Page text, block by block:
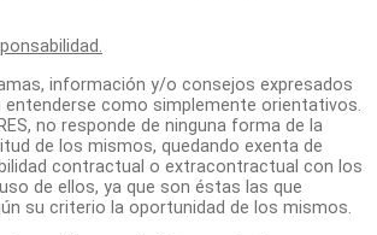
información y/o consejos expresados
entenderse como simplemente orientativos.
no responde de ninguna forma de la
de los mismos, quedando exenta de
contractual o extracontractual con los
de ellos, ya que son éstas las que
su criterio la oportunidad de los mismos.